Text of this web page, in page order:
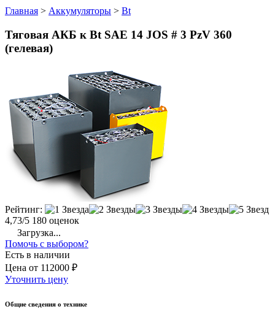
Главная > Аккумуляторы > Bt
Тяговая АКБ к Bt SAE 14 JOS # 3 PzV 360
(гелевая)
Рейтинг:
4,73/5 180 оценок
Загрузка...
Помочь с выбором?
Есть в наличии
Цена от 112000 ₽
Уточнить цену
Общие сведения о технике